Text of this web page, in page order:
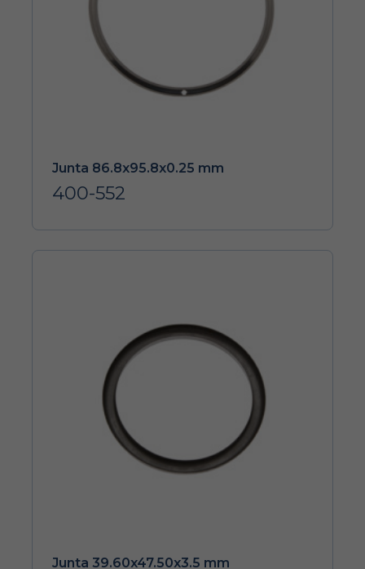
Junta 86.8x95.8x0.25 mm
400-552
Junta 39.60x47.50x3.5 mm